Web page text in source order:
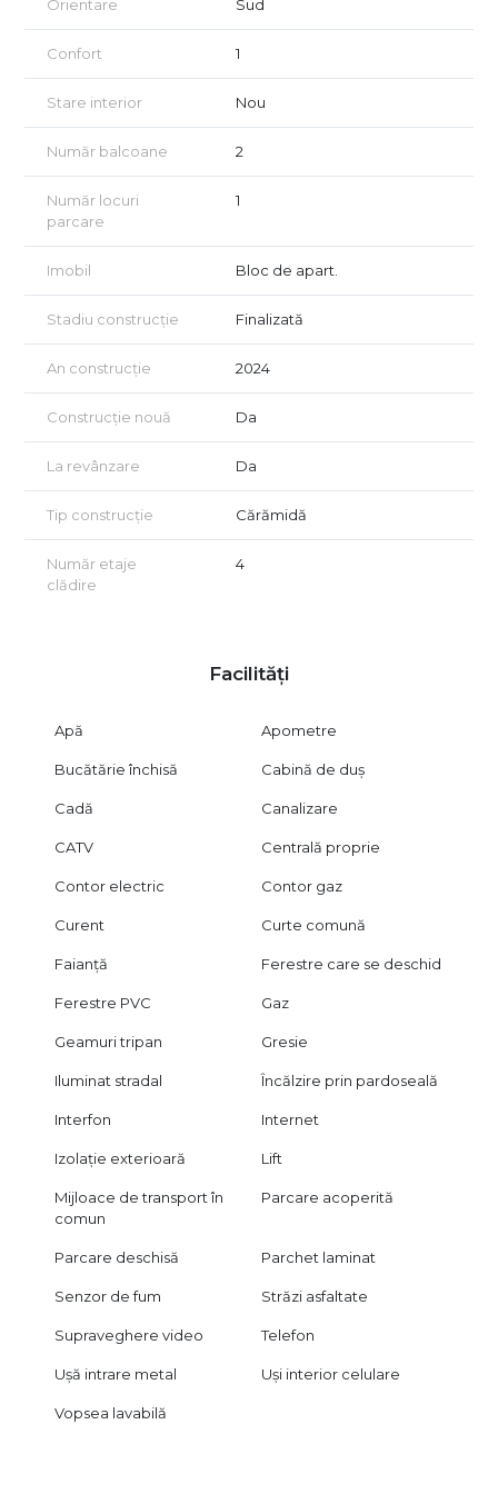
Orientare Sud
Confort 1
Stare interior Nou
Număr balcoane 2
Număr locuri
parcare
1
Imobil Bloc de apart.
Stadiu construcție Finalizată
An construcție 2024
Construcție nouă Da
La revânzare Da
Tip construcție Cărămidă
Număr etaje
clădire
4
Facilități
Apă Apometre
Bucătărie închisă Cabină de duș
Cadă Canalizare
CATV Centrală proprie
Contor electric Contor gaz
Curent Curte comună
Faianță Ferestre care se deschid
Ferestre PVC Gaz
Geamuri tripan Gresie
Iluminat stradal Încălzire prin pardoseală
Interfon Internet
Izolație exterioară Lift
Mijloace de transport în
comun
Parcare acoperită
Parcare deschisă Parchet laminat
Senzor de fum Străzi asfaltate
Supraveghere video Telefon
Ușă intrare metal Uși interior celulare
Vopsea lavabilă